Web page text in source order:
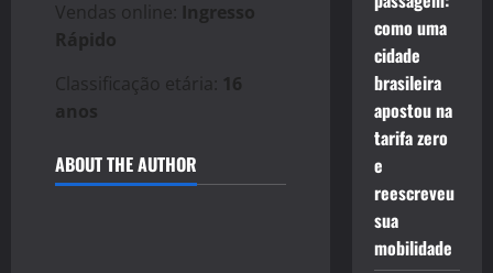
Vendas online: Ingresso
Rápido
Classificação etária: 16
anos
ABOUT THE AUTHOR
como uma
cidade
brasileira
apostou na
tarifa zero
e
reescreveu
sua
mobilidade